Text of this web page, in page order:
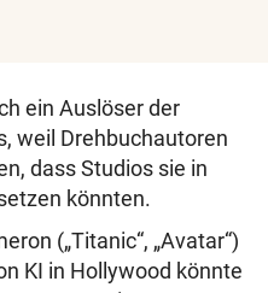
ein Auslöser der
weil Drehbuchautoren
dass Studios sie in
könnten.
(„Titanic“, „Avatar“)
KI in Hollywood könnte